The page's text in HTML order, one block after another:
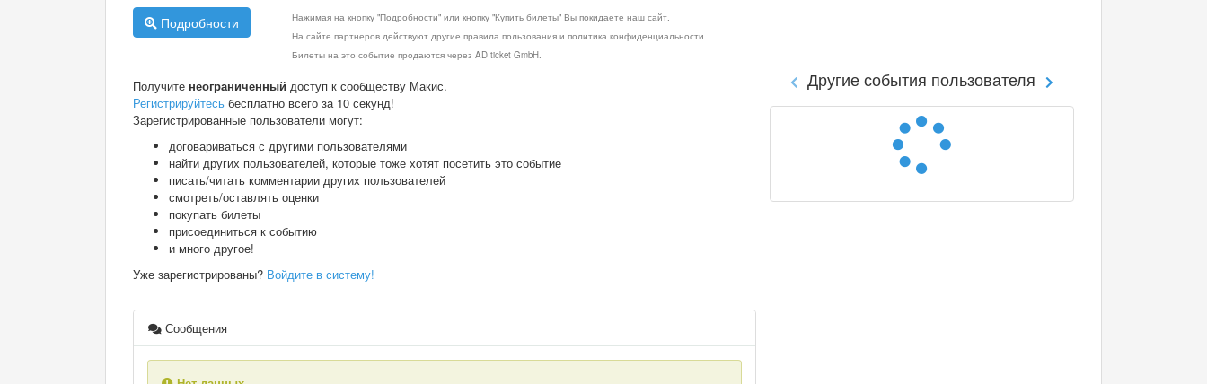
Подробности
Нажимая на кнопку "Подробности" или кнопку "Купить билеты" Вы покидаете наш сайт.
На сайте партнеров действуют другие правила пользования и политика конфиденциальности.
Билеты на это событие продаются через AD ticket GmbH.
Получите неограниченный доступ к сообществу Макис.
Регистрируйтесь бесплатно всего за 10 секунд!
Зарегистрированные пользователи могут:
договариваться с другими пользователями
найти других пользователей, которые тоже хотят посетить это событие
писать/читать комментарии других пользователей
смотреть/оставлять оценки
покупать билеты
присоединиться к событию
и много другое!
Уже зарегистрированы? Войдите в систему!
Сообщения
Другие события пользователя